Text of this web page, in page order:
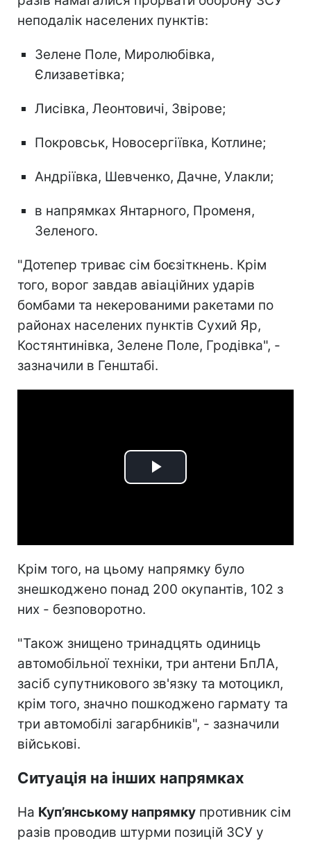
неподалік населених пунктів:
Зелене Поле, Миролюбівка,
Єлизаветівка;
Лисівка, Леонтовичі, Звірове;
Покровськ, Новосергіївка, Котлине;
Андріївка, Шевченко, Дачне, Улакли;
в напрямках Янтарного, Променя,
Зеленого.
"Дотепер триває сім боєзіткнень. Крім
того, ворог завдав авіаційних ударів
бомбами та некерованими ракетами по
районах населених пунктів Сухий Яр,
Костянтинівка, Зелене Поле, Гродівка", -
зазначили в Генштабі.
Play
Крім того, на цьому напрямку було
знешкоджено понад 200 окупантів, 102 з
них - безповоротно.
"Також знищено тринадцять одиниць
автомобільної техніки, три антени БпЛА,
засіб супутникового зв'язку та мотоцикл,
крім того, значно пошкоджено гармату та
три автомобілі загарбників", - зазначили
військові.
Ситуація на інших напрямках
На Куп’янському напрямку противник сім
разів проводив штурми позицій ЗСУ у